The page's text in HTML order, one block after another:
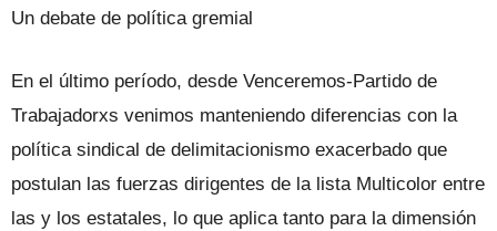
Un debate de política gremial
En el último período, desde Venceremos-Partido de
Trabajadorxs venimos manteniendo diferencias con la
política sindical de delimitacionismo exacerbado que
postulan las fuerzas dirigentes de la lista Multicolor entre
las y los estatales, lo que aplica tanto para la dimensión